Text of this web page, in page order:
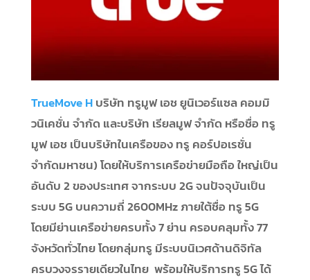
TrueMove Hบริษัท ทรูมูฟ เอช ยูนิเวอร์แซล คอมมิ
วนิเคชั่น จำกัด และบริษัท เรียลมูฟ จำกัด หรือชื่อ ทรู
มูฟ เอช เป็นบริษัทในเครือของ ทรู คอร์ปอเรชั่น
จำกัดมหาชน) โดยให้บริการเครือข่ายมือถือ ใหญ่เป็น
อันดับ 2 ของประเทศ จากระบบ 2G จนปัจจุบันเป็น
ระบบ 5G บนความถี่ 2600MHz ภายใต้ชื่อ ทรู 5G
โดยมีย่านเครือข่ายครบทั้ง 7 ย่าน ครอบคลุมทั้ง 77
จังหวัดทั่วไทย โดยกลุ่มทรู มีระบบนิเวศด้านดิจิทัล
ครบวงจรรายเดียวในไทย พร้อมให้บริการทรู 5G ได้